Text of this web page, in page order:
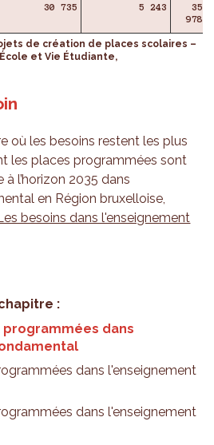
30 735 5 243
35
978
de création de places scolaires –
et Vie Étudiante,
où les besoins restent les plus
les places programmées sont
l’horizon 2035 dans
en Région bruxelloise,
besoins dans l'enseignement
programmées dans
dans l'enseignement
dans l'enseignement